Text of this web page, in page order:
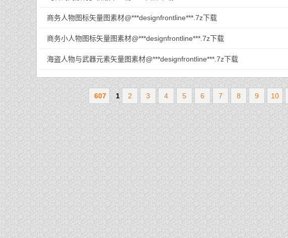
商务人物图标矢量图素材@***designfrontline***.7z下载
商务小人物图标矢量图素材@***designfrontline***.7z下载
海盗人物与武器元素矢量图素材@***designfrontline***.7z下载
607 1 2 3 4 5 6 7 8 9 10